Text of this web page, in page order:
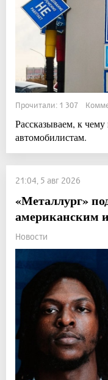
Прочитали: 1 307
Рассказываем, к
автомобилистам.
21:04, 5 авг 2026
«Металлург»
американским
Новости